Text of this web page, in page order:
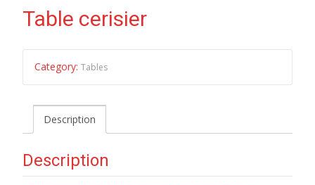
Table cerisier
Category: Tables
Description
Description